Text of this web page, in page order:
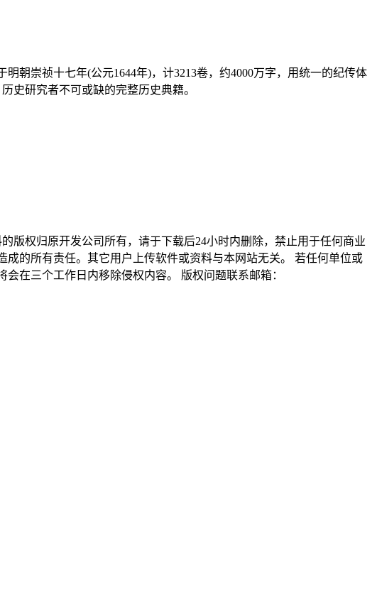
朝崇祯十七年(公元1644年)，计3213卷，约4000万字，用统一的纪传体
史研究者不可或缺的完整历史典籍。
版权归原开发公司所有，请于下载后24小时内删除，禁止用于任何商业
的所有责任。其它用户上传软件或资料与本网站无关。 若任何单位或
在三个工作日内移除侵权内容。 版权问题联系邮箱：